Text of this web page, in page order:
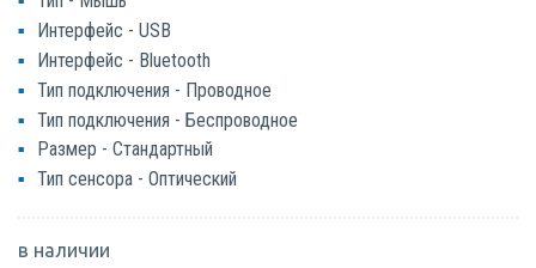
Интерфейс - USB
Интерфейс - Bluetooth
Тип подключения - Проводное
Тип подключения - Беспроводное
Размер - Стандартный
Тип сенсора - Оптический
в наличии